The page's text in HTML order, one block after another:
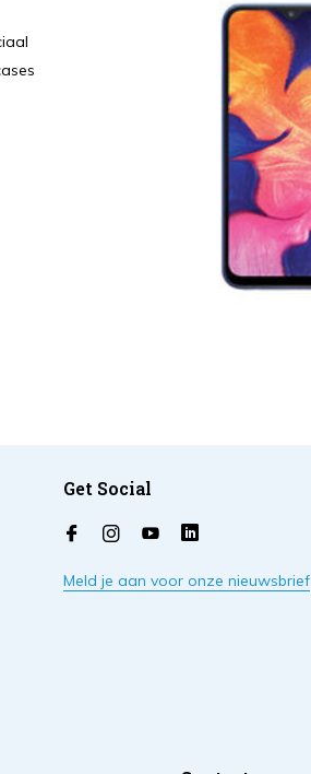
Get Social
Meld je aan voor onze nieuwsbrief